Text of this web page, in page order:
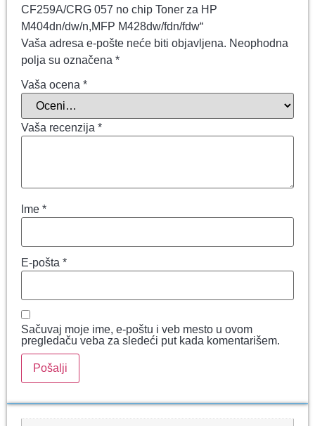
CF259A/CRG 057 no chip Toner za HP
M404dn/dw/n,MFP M428dw/fdn/fdw“
Vaša adresa e-pošte neće biti objavljena. Neophodna
polja su označena *
Vaša ocena *
Vaša recenzija *
Ime *
E-pošta *
Sačuvaj moje ime, e-poštu i veb mesto u ovom
pregledaču veba za sledeći put kada komentarišem.